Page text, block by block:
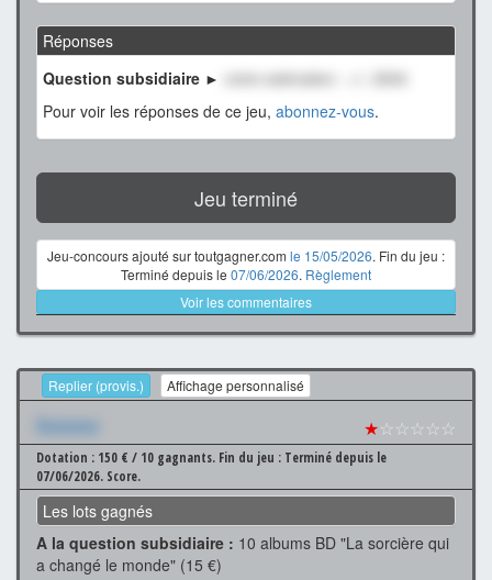
Réponses
Question subsidiaire ►
notre estimation : +/- 2500
Pour voir les réponses de ce jeu, abonnez-vous.
Jeu terminé
Jeu-concours ajouté sur toutgagner.com le 15/05/2026. Fin du jeu :
Terminé depuis le 07/06/2026. Règlement
Voir les commentaires
Replier (provis.) Affichage personnalisé
Xxxxxxx ★☆☆☆☆☆
Dotation : 150 € / 10 gagnants. Fin du jeu : Terminé depuis le
07/06/2026. Score.
Les lots gagnés
A la question subsidiaire : 10 albums BD "La sorcière qui
a changé le monde" (15 €)